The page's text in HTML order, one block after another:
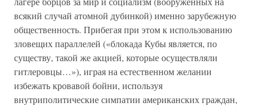
всякий случай атомной дубинкой) именно зарубежную
общественность. Прибегая при этом к использованию
зловещих параллелей («блокада Кубы является, по
существу, такой же акцией, которые осуществляли
гитлеровцы…»), играя на естественном желании
избежать кровавой бойни, используя
внутриполитические симпатии американских граждан,